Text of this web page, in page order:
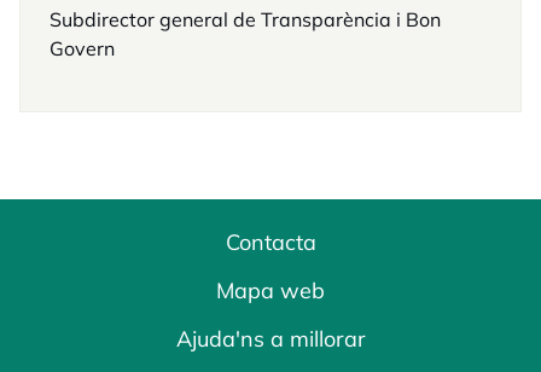
Subdirector general de Transparència i Bon
Govern
Contacta
Mapa web
Ajuda'ns a millorar